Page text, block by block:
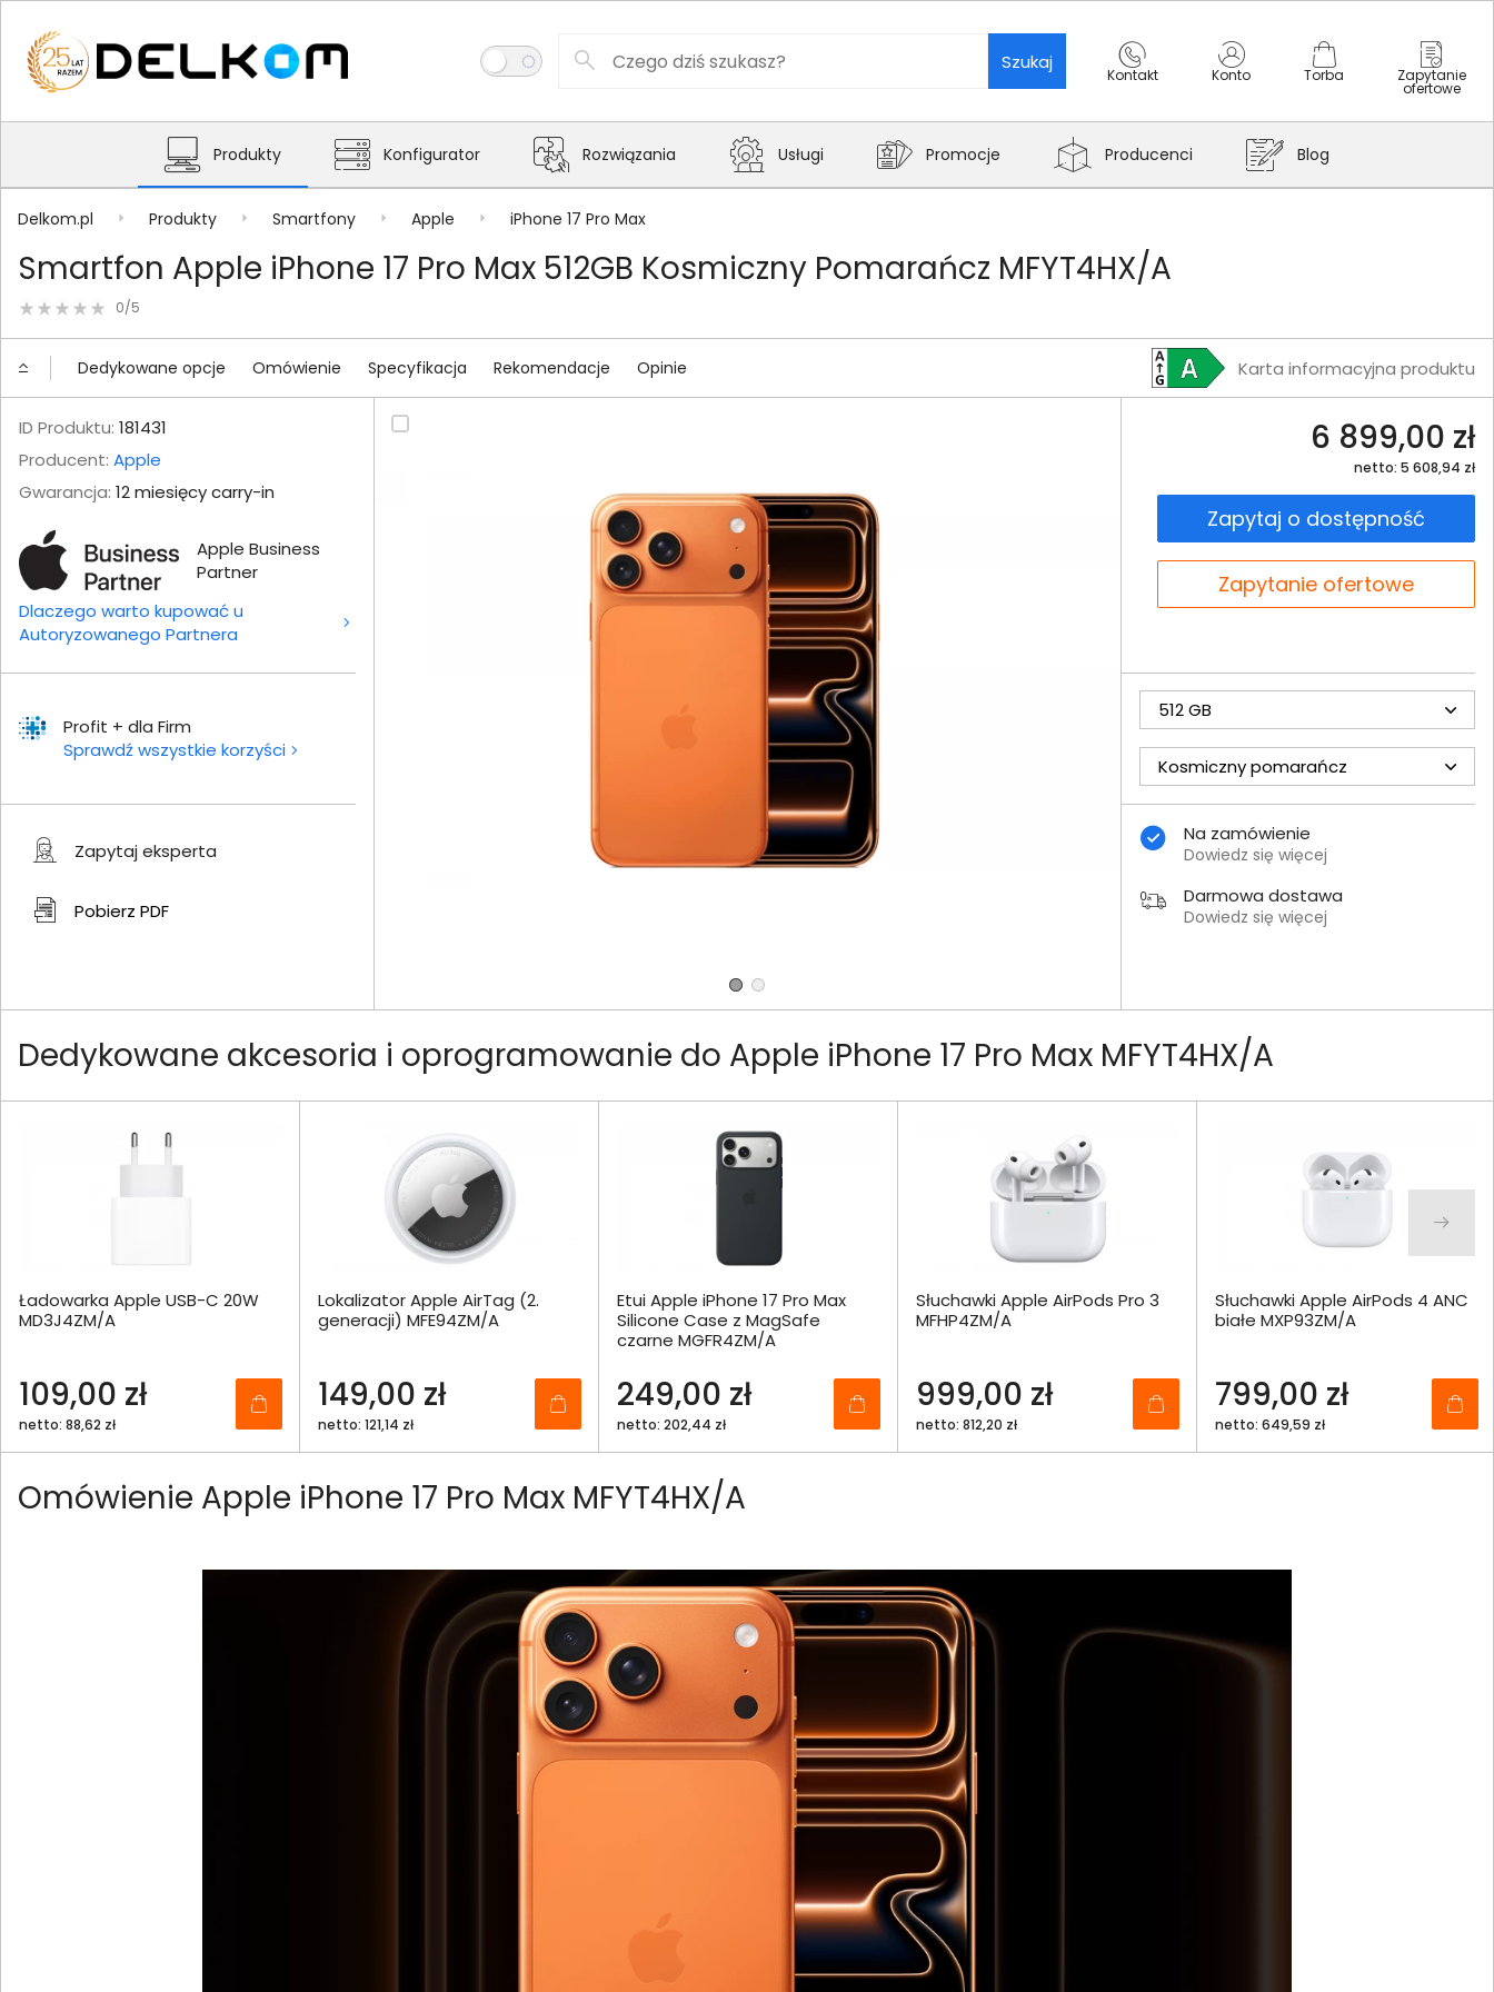
Szukaj
Kontakt Konto Torba Zapytanie
ofertowe
Produkty Konfigurator Rozwiązania Usługi Promocje Producenci Blog
Delkom.pl Produkty Smartfony Apple iPhone 17 Pro Max
Smartfon Apple iPhone 17 Pro Max 512GB Kosmiczny Pomarańcz MFYT4HX/A
0/5
Dedykowane opcje Omówienie Specyfikacja Rekomendacje Opinie Karta informacyjna produktu
ID Produktu: 181431
Producent: Apple
Gwarancja: 12 miesięcy carry-in
Apple Business
Partner
Dlaczego warto kupować u
Autoryzowanego Partnera
Profit + dla Firm
Sprawdź wszystkie korzyści
Zapytaj eksperta
Pobierz PDF
6 899,00 zł
netto: 5 608,94 zł
Zapytaj o dostępność
Zapytanie ofertowe
512 GB
Kosmiczny pomarańcz
Na zamówienie
Dowiedz się więcej
Darmowa dostawa
Dowiedz się więcej
Dedykowane akcesoria i oprogramowanie do Apple iPhone 17 Pro Max MFYT4HX/A
Ładowarka Apple USB-C 20W
MD3J4ZM/A
109,00 zł
netto: 88,62 zł
Lokalizator Apple AirTag (2.
generacji) MFE94ZM/A
149,00 zł
netto: 121,14 zł
Etui Apple iPhone 17 Pro Max
Silicone Case z MagSafe
czarne MGFR4ZM/A
249,00 zł
netto: 202,44 zł
Słuchawki Apple AirPods Pro 3
MFHP4ZM/A
999,00 zł
netto: 812,20 zł
Słuchawki Apple AirPods 4 ANC
białe MXP93ZM/A
799,00 zł
netto: 649,59 zł
Omówienie Apple iPhone 17 Pro Max MFYT4HX/A